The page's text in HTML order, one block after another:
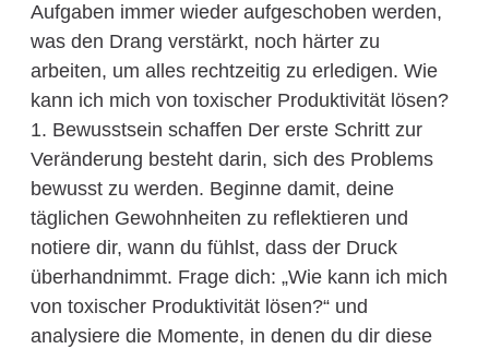
Aufgaben immer wieder aufgeschoben werden,
was den Drang verstärkt, noch härter zu
arbeiten, um alles rechtzeitig zu erledigen. Wie
kann ich mich von toxischer Produktivität lösen?
1. Bewusstsein schaffen Der erste Schritt zur
Veränderung besteht darin, sich des Problems
bewusst zu werden. Beginne damit, deine
täglichen Gewohnheiten zu reflektieren und
notiere dir, wann du fühlst, dass der Druck
überhandnimmt. Frage dich: „Wie kann ich mich
von toxischer Produktivität lösen?“ und
analysiere die Momente, in denen du dir diese